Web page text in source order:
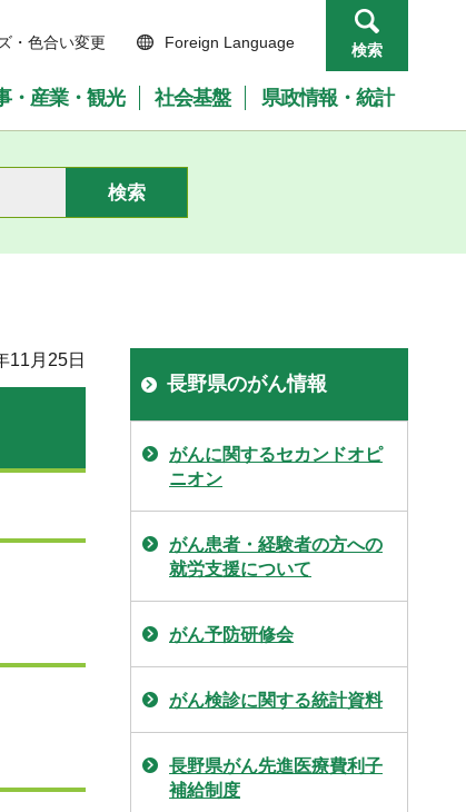
・色合い変更 Foreign Language 検索
・産業・観光 社会基盤 県政情報・統計
11月25日
長野県のがん情報
がんに関するセカンドオピ
ニオン
がん患者・経験者の方への
就労支援について
がん予防研修会
がん検診に関する統計資料
長野県がん先進医療費利子
補給制度